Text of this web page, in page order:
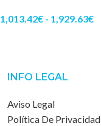
1,013.42€ - 1,929.63€
INFO LEGAL
Aviso Legal
Política De Privacidad